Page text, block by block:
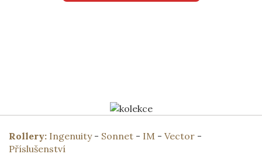
Rollery: Ingenuity- Sonnet - IM - Vector -
Příslušenství